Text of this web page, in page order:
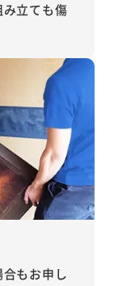
立ても傷
もお申し